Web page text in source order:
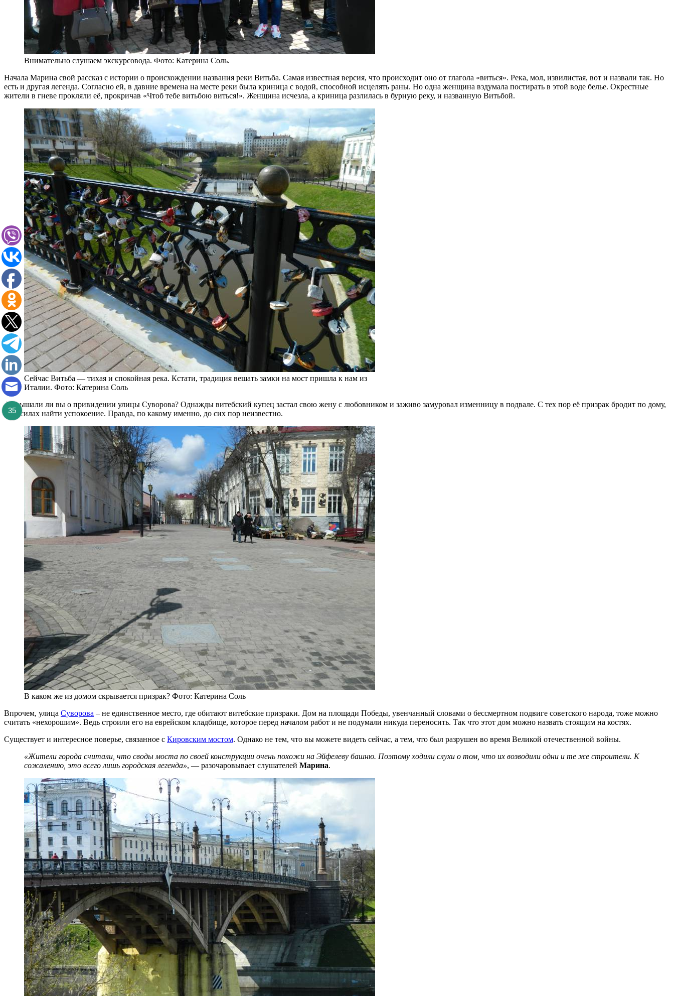
Внимательно слушаем экскурсовода. Фото: Катерина Соль.
Начала Марина свой рассказ с истории о происхождении названия реки Витьба. Самая известная версия, что происходит оно от глагола «виться». Река, мол, извилистая, вот и назвали так. Но
есть и другая легенда. Согласно ей, в давние времена на месте реки была криница с водой, способной исцелять раны. Но одна женщина вздумала постирать в этой воде белье. Окрестные
жители в гневе прокляли её, прокричав «Чтоб тебе витьбою виться!». Женщина исчезла, а криница разлилась в бурную реку, и названную Витьбой.
Сейчас Витьба — тихая и спокойная река. Кстати, традиция вешать замки на мост пришла к нам из
Италии. Фото: Катерина Соль
А слышали ли вы о привидении улицы Суворова? Однажды витебский купец застал свою жену с любовником и заживо замуровал изменницу в подвале. С тех пор её призрак бродит по дому,
не в силах найти успокоение. Правда, по какому именно, до сих пор неизвестно.
В каком же из домом скрывается призрак? Фото: Катерина Соль
Впрочем, улица Суворова – не единственное место, где обитают витебские призраки. Дом на площади Победы, увенчанный словами о бессмертном подвиге советского народа, тоже можно
считать «нехорошим». Ведь строили его на еврейском кладбище, которое перед началом работ и не подумали никуда переносить. Так что этот дом можно назвать стоящим на костях.
Существует и интересное поверье, связанное с Кировским мостом. Однако не тем, что вы можете видеть сейчас, а тем, что был разрушен во время Великой отечественной войны.
«Жители города считали, что своды моста по своей конструкции очень похожи на Эйфелеву башню. Поэтому ходили слухи о том, что их возводили одни и те же строители. К
сожалению, это всего лишь городская легенда», — разочаровывает слушателей Марина.
35